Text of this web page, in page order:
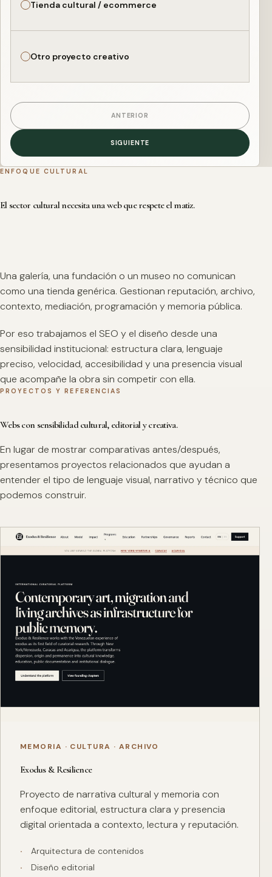
Tienda cultural / ecommerce
Otro proyecto creativo
ANTERIOR
SIGUIENTE
ENFOQUE CULTURAL
El sector cultural necesita una web que respete el matiz.
Una galería, una fundación o un museo no comunican
como una tienda genérica. Gestionan reputación, archivo,
contexto, mediación, programación y memoria pública.
Por eso trabajamos el SEO y el diseño desde una
sensibilidad institucional: estructura clara, lenguaje
preciso, velocidad, accesibilidad y una presencia visual
que acompañe la obra sin competir con ella.
PROYECTOS Y REFERENCIAS
Webs con sensibilidad cultural, editorial y creativa.
En lugar de mostrar comparativas antes/después,
presentamos proyectos relacionados que ayudan a
entender el tipo de lenguaje visual, narrativo y técnico que
podemos construir.
MEMORIA · CULTURA · ARCHIVO
Exodus & Resilience
Proyecto de narrativa cultural y memoria con
enfoque editorial, estructura clara y presencia
digital orientada a contexto, lectura y reputación.
Arquitectura de contenidos
Diseño editorial